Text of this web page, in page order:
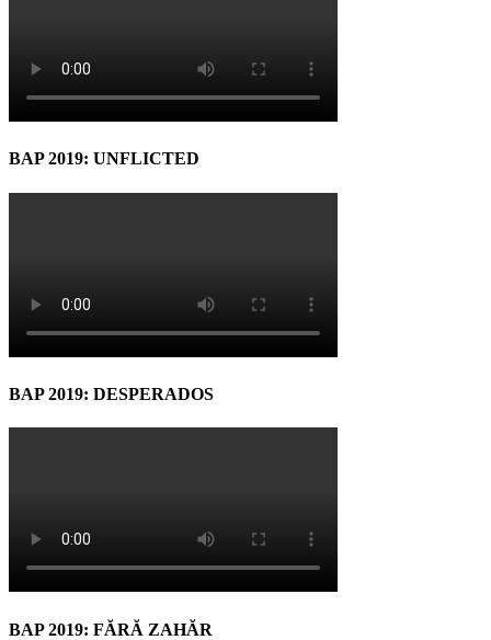
BAP 2019: UNFLICTED
BAP 2019: DESPERADOS
BAP 2019: FĂRĂ ZAHĂR